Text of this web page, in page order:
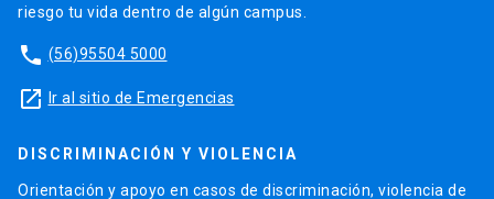
riesgo tu vida dentro de algún campus.
phone (56)95504 5000
launch Ir al sitio de Emergencias
DISCRIMINACIÓN Y VIOLENCIA
Orientación y apoyo en casos de discriminación, violencia de